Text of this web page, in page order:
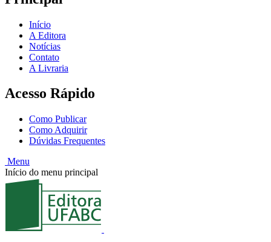
Início
A Editora
Notícias
Contato
A Livraria
Acesso Rápido
Como Publicar
Como Adquirir
Dúvidas Frequentes
Menu
Início do menu principal